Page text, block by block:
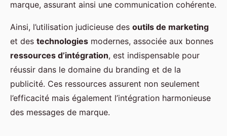
marque, assurant ainsi une communication cohérente.
Ainsi, l’utilisation judicieuse des outils de marketing
et des technologies modernes, associée aux bonnes
ressources d’intégration, est indispensable pour
réussir dans le domaine du branding et de la
publicité. Ces ressources assurent non seulement
l’efficacité mais également l’intégration harmonieuse
des messages de marque.